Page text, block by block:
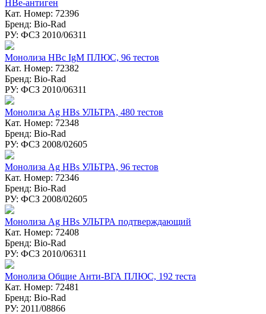
НВе-антиген
Кат. Номер: 72396
Бренд: Bio-Rad
РУ: ФСЗ 2010/06311
Монолиза HBc IgM ПЛЮС, 96 тестов
Кат. Номер: 72382
Бренд: Bio-Rad
РУ: ФСЗ 2010/06311
Монолиза Ag HBs УЛЬТРА, 480 тестов
Кат. Номер: 72348
Бренд: Bio-Rad
РУ: ФСЗ 2008/02605
Монолиза Ag HBs УЛЬТРА, 96 тестов
Кат. Номер: 72346
Бренд: Bio-Rad
РУ: ФСЗ 2008/02605
Монолиза Ag HBs УЛЬТРА подтверждающий
Кат. Номер: 72408
Бренд: Bio-Rad
РУ: ФСЗ 2010/06311
Монолиза Общие Анти-ВГА ПЛЮС, 192 теста
Кат. Номер: 72481
Бренд: Bio-Rad
РУ: 2011/08866